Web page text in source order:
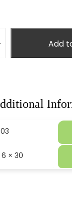
Add
kg
30 × 6 × 36 cm